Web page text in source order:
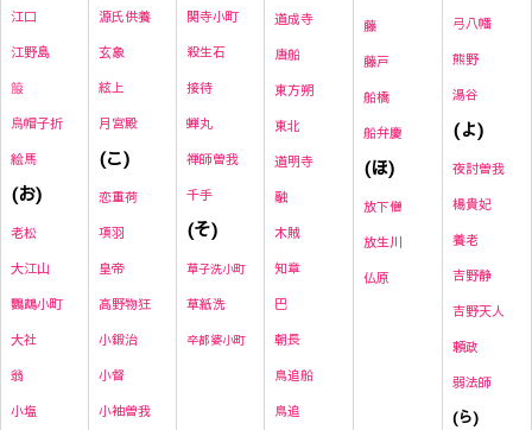
江口
江野島
箙
烏帽子折
絵馬
(お)
老松
大江山
鸚鵡小町
大社
翁
小塩
源氏供養
玄象
絃上
月宮殿
(こ)
恋重荷
項羽
皇帝
高野物狂
小鍛治
小督
小袖曽我
関寺小町
殺生石
接待
蝉丸
禅師曽我
千手
(そ)
草子洗小町
草紙洗
卒都婆小町
道成寺
唐船
東方朔
東北
道明寺
融
木賊
知章
巴
朝長
鳥追船
鳥追
藤
藤戸
船橋
船弁慶
(ほ)
放下僧
放生川
仏原
弓八幡
熊野
湯谷
(よ)
夜討曽我
楊貴妃
養老
吉野静
吉野天人
頼政
弱法師
(ら)